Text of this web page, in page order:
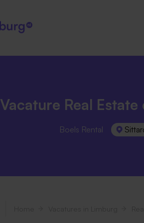
Vacature Real
Boels Rental